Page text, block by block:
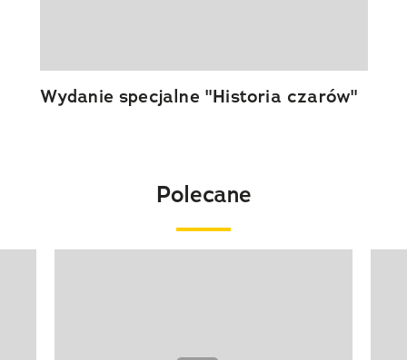
Wydanie specjalne "Historia czarów"
Polecane